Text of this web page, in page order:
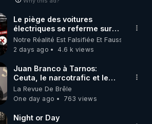
Le piège des voitures
électriques se referme sur
les usagers !
Notre Réalité Est Falsifiée Et Fausse
2 days ago
4.6 k views
Juan Branco à Tarnos:
Ceuta, le narcotrafic et le
pouvoir en France
La Revue De Brêle
One day ago
763 views
Night or Day